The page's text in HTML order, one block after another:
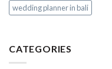
wedding planner in bali
CATEGORIES